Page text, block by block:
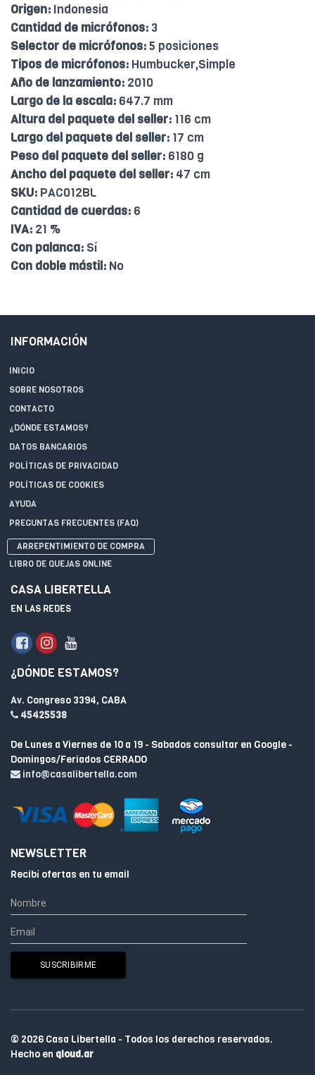
Origen: Indonesia
Cantidad de micrófonos: 3
Selector de micrófonos:5 posiciones
Tipos de micrófonos: Humbucker,Simple
Año de lanzamiento: 2010
Largo de la escala: 647.7 mm
Altura del paquete del seller: 116 cm
Largo del paquete del seller: 17 cm
Peso del paquete del seller: 6180 g
Ancho del paquete del seller: 47 cm
SKU: PAC012BL
Cantidad de cuerdas: 6
IVA: 21 %
Con palanca: Sí
Con doble mástil: No
INFORMACIÓN
INICIO
SOBRE NOSOTROS
CONTACTO
¿DÓNDE ESTAMOS?
DATOS BANCARIOS
POLÍTICAS DE PRIVACIDAD
POLÍTICAS DE COOKIES
AYUDA
PREGUNTAS FRECUENTES (FAQ)
ARREPENTIMIENTO DE COMPRA
LIBRO DE QUEJAS ONLINE
CASA LIBERTELLA
EN LAS REDES
¿DÓNDE ESTAMOS?
Av. Congreso 3394, CABA
45425538
De Lunes a Viernes de 10 a 19 - Sabados consultar en Google -
Domingos/Feriados CERRADO
info@casalibertella.com
NEWSLETTER
Recibí ofertas en tu email
© 2026 Casa Libertella - Todos los derechos reservados.
Hecho en qloud.ar